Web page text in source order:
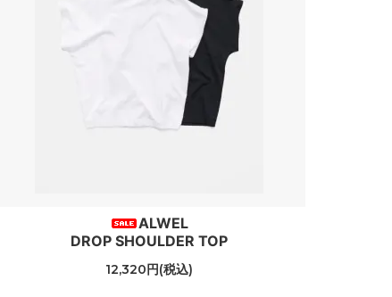
ALWEL
DROP SHOULDER TOP
12,320円(税込)